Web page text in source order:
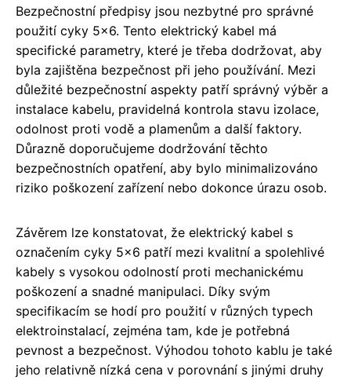
Bezpečnostní předpisy jsou nezbytné pro správné
použití cyky 5x6. Tento elektrický kabel má
specifické parametry, které je třeba dodržovat, aby
byla zajištěna bezpečnost při jeho používání. Mezi
důležité bezpečnostní aspekty patří správný výběr a
instalace kabelu, pravidelná kontrola stavu izolace,
odolnost proti vodě a plamenům a další faktory.
Důrazně doporučujeme dodržování těchto
bezpečnostních opatření, aby bylo minimalizováno
riziko poškození zařízení nebo dokonce úrazu osob.
Závěrem lze konstatovat, že elektrický kabel s
označením cyky 5x6 patří mezi kvalitní a spolehlivé
kabely s vysokou odolností proti mechanickému
poškození a snadné manipulaci. Díky svým
specifikacím se hodí pro použití v různých typech
elektroinstalací, zejména tam, kde je potřebná
pevnost a bezpečnost. Výhodou tohoto kablu je také
jeho relativně nízká cena v porovnání s jinými druhy